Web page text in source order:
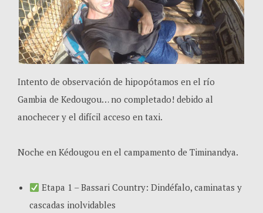
Intento de observación de hipopótamos en el río
Gambia de Kedougou… no completado! debido al
anochecer y el difícil acceso en taxi.
Noche en Kédougou en el campamento de Timinandya.
Etapa 1 – Bassari Country: Dindéfalo, caminatas y
cascadas inolvidables